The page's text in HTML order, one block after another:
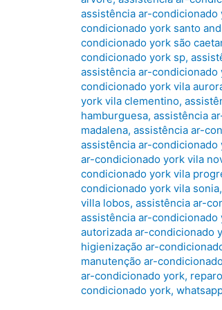
assistência ar-condicionado
condicionado york santo
condicionado york são
condicionado york sp,
assistência ar-condicionado
condicionado york vila
york vila clementino,
hamburguesa, assistência
madalena, assistência ar-
assistência ar-condicionado
ar-condicionado york vila
condicionado york vila
condicionado york vila sonia,
villa lobos, assistência ar-
assistência ar-condicionado
autorizada ar-condicionado
higienização ar-
manutenção ar-
ar-condicionado york,
condicionado york,